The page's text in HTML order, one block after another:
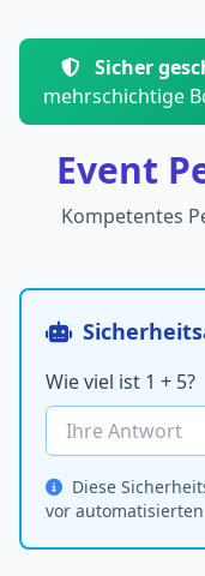
Sicher
mehrschichtige
Event
Kompetentes
Wie viel ist 1 + 5?
Diese
vor